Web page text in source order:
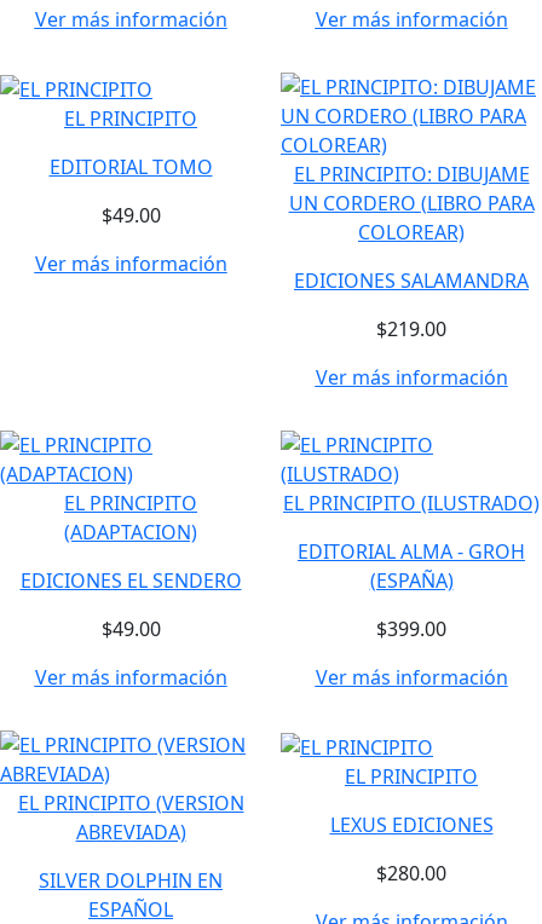
Ver más información
Ver más información
EL PRINCIPITO
EDITORIAL TOMO
$49.00
Ver más información
EL PRINCIPITO: DIBUJAME
UN CORDERO (LIBRO PARA
COLOREAR)
EDICIONES SALAMANDRA
$219.00
Ver más información
EL PRINCIPITO
(ADAPTACION)
EDICIONES EL SENDERO
$49.00
Ver más información
EL PRINCIPITO (ILUSTRADO)
EDITORIAL ALMA - GROH
(ESPAÑA)
$399.00
Ver más información
EL PRINCIPITO (VERSION
ABREVIADA)
SILVER DOLPHIN EN
ESPAÑOL
EL PRINCIPITO
LEXUS EDICIONES
$280.00